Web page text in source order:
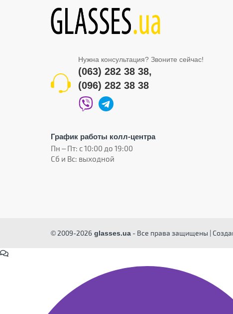
Нужна консультация? Звоните сейчас!
(063) 282 38 38,
(096) 282 38 38
График работы колл-центра
Пн – Пт: с 10:00 до 19:00
Сб и Вс: выходной
© 2009-2026 glasses.ua - Все права защищены |